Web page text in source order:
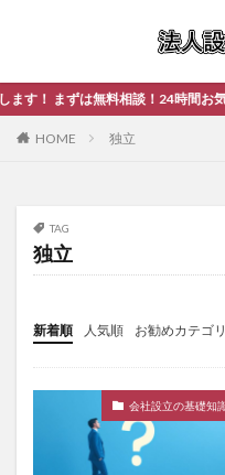
まずは無料相談！24時間お気軽
HOME 独立
TAG
独立
新着順 人気順 お勧めカテゴリ
未分類
会社設立の基礎知